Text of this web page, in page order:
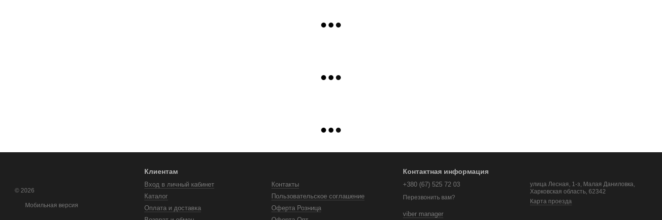
© 2026
Мобильная версия
Клиентам
Вход в личный кабинет
Каталог
Оплата и доставка
Контакты
Пользовательское соглашение
Оферта Розница
Контактная информация
+380 (67) 525 72 03
Перезвонить вам?
viber manager
улица Лесная, 1-з, Малая Даниловка,
Харковская область, 62342
Карта проезда